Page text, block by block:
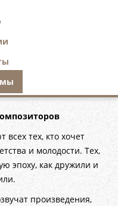
тех, кто хочет
и молодости. Тех,
эпоху, как дружили и
произведения,